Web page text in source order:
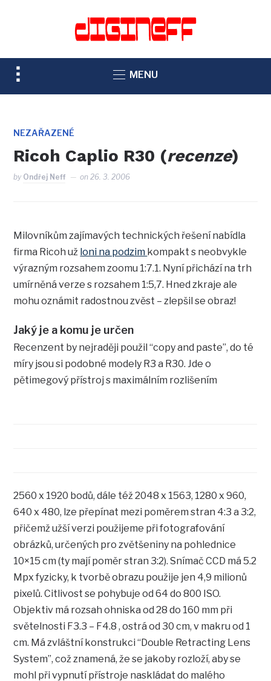
TOGGLE
SIDEBAR
NAVIGATION
MENU
NEZAŘAZENÉ
Ricoh Caplio R30 (recenze)
by Ondřej Neff on26. 3. 2006
Milovníkům zajímavých technických řešení nabídla
firma Ricoh už loni na podzim kompakt s neobvykle
výrazným rozsahem zoomu 1:7.1. Nyní přichází na trh
umírněná verze s rozsahem 1:5,7. Hned zkraje ale
mohu oznámit radostnou zvěst – zlepšil se obraz!
Jaký je a komu je určen
Recenzent by nejraději použil “copy and paste”, do té
míry jsou si podobné modely R3 a R30. Jde o
pětimegový přístroj s maximálním rozlišením
2560 x 1920 bodů, dále též 2048 x 1563, 1280 x 960,
640 x 480, lze přepínat mezi poměrem stran 4:3 a 3:2,
přičemž užší verzi použijeme při fotografování
obrázků, určených pro zvětšeniny na pohlednice
10×15 cm (ty mají poměr stran 3:2). Snímač CCD má 5.2
Mpx fyzicky, k tvorbě obrazu použije jen 4,9 milionů
pixelů. Citlivost se pohybuje od 64 do 800 ISO.
Objektiv má rozsah ohniska od 28 do 160 mm při
světelnosti F3.3 – F4.8 , ostrá od 30 cm, v makru od 1
cm. Má zvláštní konstrukci “Double Retracting Lens
System”, což znamená, že se jakoby rozloží, aby se
mohl při vypnutí přístroje naskládat do malého